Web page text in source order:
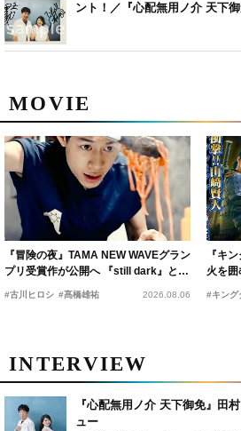
MOVIE
『冒険の夜』TAMA NEW WAVEグラン
プリ受賞作が公開へ 『still dark』と同
時上映決定
#古川ヒロシ #髙橋雄祐 2026.08.06
『キ
火を
の“キ
#キング
INTERVIEW
『心配無用ノ介 天下御免』田
ュー
ント！／『心配無用ノ介 天下御